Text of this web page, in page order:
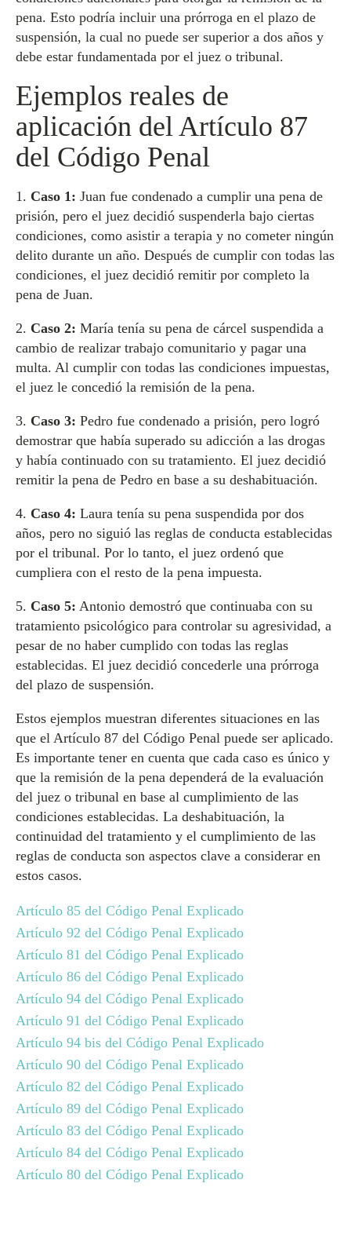
pena. Esto podría incluir una prórroga en el plazo de
suspensión, la cual no puede ser superior a dos años y
debe estar fundamentada por el juez o tribunal.
Ejemplos reales de
aplicación del Artículo 87
del Código Penal
1. Caso 1: Juan fue condenado a cumplir una pena de
prisión, pero el juez decidió suspenderla bajo ciertas
condiciones, como asistir a terapia y no cometer ningún
delito durante un año. Después de cumplir con todas las
condiciones, el juez decidió remitir por completo la
pena de Juan.
2. Caso 2: María tenía su pena de cárcel suspendida a
cambio de realizar trabajo comunitario y pagar una
multa. Al cumplir con todas las condiciones impuestas,
el juez le concedió la remisión de la pena.
3. Caso 3: Pedro fue condenado a prisión, pero logró
demostrar que había superado su adicción a las drogas
y había continuado con su tratamiento. El juez decidió
remitir la pena de Pedro en base a su deshabituación.
4. Caso 4: Laura tenía su pena suspendida por dos
años, pero no siguió las reglas de conducta establecidas
por el tribunal. Por lo tanto, el juez ordenó que
cumpliera con el resto de la pena impuesta.
5. Caso 5: Antonio demostró que continuaba con su
tratamiento psicológico para controlar su agresividad, a
pesar de no haber cumplido con todas las reglas
establecidas. El juez decidió concederle una prórroga
del plazo de suspensión.
Estos ejemplos muestran diferentes situaciones en las
que el Artículo 87 del Código Penal puede ser aplicado.
Es importante tener en cuenta que cada caso es único y
que la remisión de la pena dependerá de la evaluación
del juez o tribunal en base al cumplimiento de las
condiciones establecidas. La deshabituación, la
continuidad del tratamiento y el cumplimiento de las
reglas de conducta son aspectos clave a considerar en
estos casos.
Artículo 85 del Código Penal Explicado
Artículo 92 del Código Penal Explicado
Artículo 81 del Código Penal Explicado
Artículo 86 del Código Penal Explicado
Artículo 94 del Código Penal Explicado
Artículo 91 del Código Penal Explicado
Artículo 94 bis del Código Penal Explicado
Artículo 90 del Código Penal Explicado
Artículo 82 del Código Penal Explicado
Artículo 89 del Código Penal Explicado
Artículo 83 del Código Penal Explicado
Artículo 84 del Código Penal Explicado
Artículo 80 del Código Penal Explicado